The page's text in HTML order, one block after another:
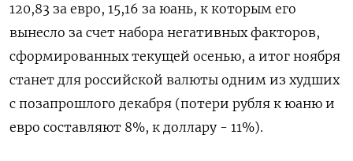
120,83 за евро, 15,16 за юань, к которым его
вынесло за счет набора негативных факторов,
сформированных текущей осенью, а итог ноября
станет для российской валюты одним из худших
с позапрошлого декабря (потери рубля к юаню и
евро составляют 8%, к доллару - 11%).